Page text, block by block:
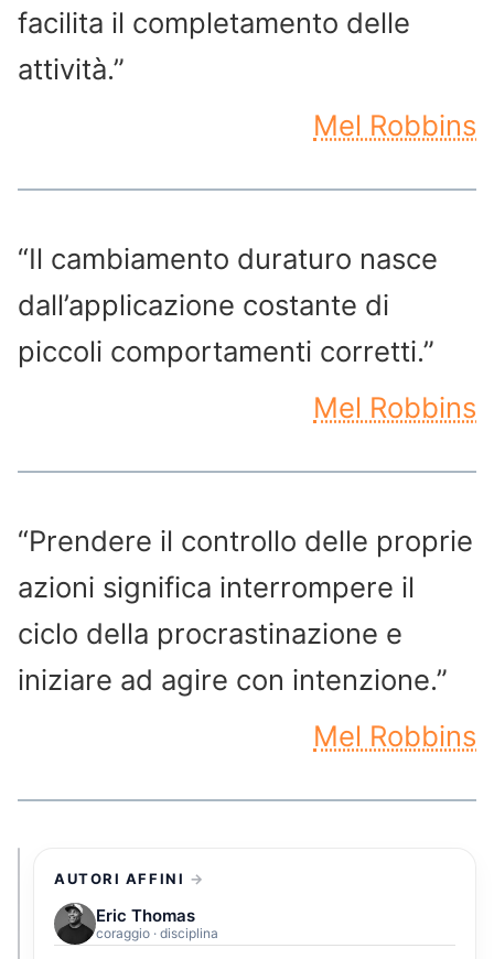
facilita il completamento delle
attività.”
Mel Robbins
“Il cambiamento duraturo nasce
dall’applicazione costante di
piccoli comportamenti corretti.”
Mel Robbins
“Prendere il controllo delle proprie
azioni significa interrompere il
ciclo della procrastinazione e
iniziare ad agire con intenzione.”
Mel Robbins
AUTORI AFFINI
Eric Thomas
coraggio · disciplina